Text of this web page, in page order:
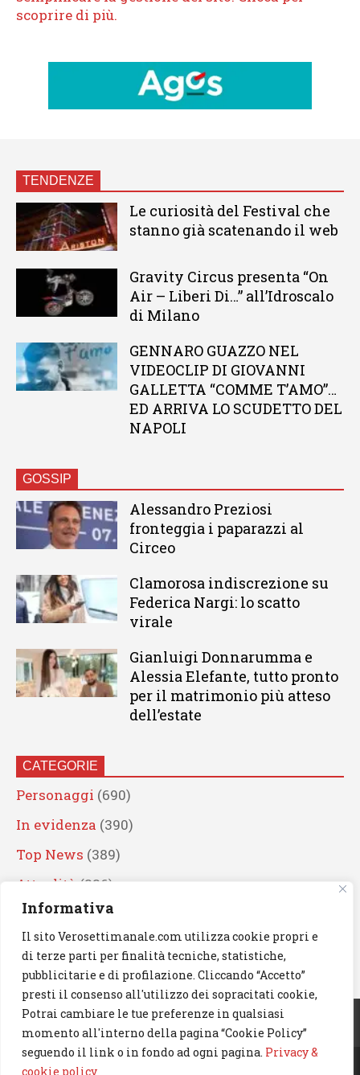
Informativa
Il sito Verosettimanale.com utilizza cookie propri e
di terze parti per finalità tecniche, statistiche,
pubblicitarie e di profilazione. Cliccando “Accetto”
presti il consenso all'utilizzo dei sopracitati cookie,
Potrai cambiare le tue preferenze in qualsiasi
momento all'interno della pagina “Cookie Policy”
seguendo il link o in fondo ad ogni pagina. Privacy &
cookie policy
TENDENZE
Le curiosità del Festival che
stanno già scatenando il web
Gravity Circus presenta “On
Air – Liberi Di…” all’Idroscalo
di Milano
GENNARO GUAZZO NEL
VIDEOCLIP DI GIOVANNI
GALLETTA “COMME T’AMO”…
ED ARRIVA LO SCUDETTO DEL
NAPOLI
GOSSIP
Alessandro Preziosi
fronteggia i paparazzi al
Circeo
Clamorosa indiscrezione su
Federica Nargi: lo scatto
virale
Gianluigi Donnarumma e
Alessia Elefante, tutto pronto
per il matrimonio più atteso
dell’estate
CATEGORIE
Personaggi (690)
In evidenza (390)
Top News (389)
Attualità (336)
Eventi(330)
Artisti (241)
News(238)
Cerca